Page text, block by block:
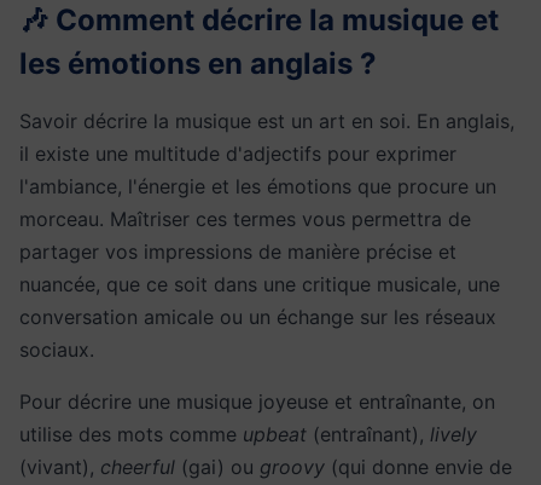
🎶 Comment décrire la musique et
les émotions en anglais ?
Savoir décrire la musique est un art en soi. En anglais,
il existe une multitude d'adjectifs pour exprimer
l'ambiance, l'énergie et les émotions que procure un
morceau. Maîtriser ces termes vous permettra de
partager vos impressions de manière précise et
nuancée, que ce soit dans une critique musicale, une
conversation amicale ou un échange sur les réseaux
sociaux.
Pour décrire une musique joyeuse et entraînante, on
utilise des mots comme upbeat (entraînant), lively
(vivant), cheerful (gai) ou groovy (qui donne envie de